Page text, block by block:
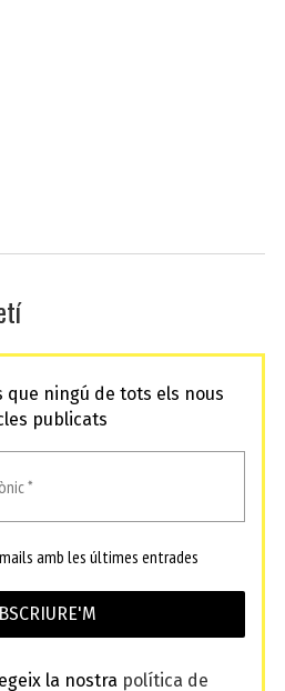
ningú de tots els nous
publicats
amb les últimes entrades
la nostra política de